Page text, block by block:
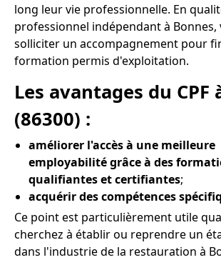
long leur vie professionnelle. En
professionnel indépendant à Bonnes,
solliciter un accompagnement pour
formation permis d'exploitation.
Les avantages du CPF
(86300) :
améliorer l'accès à une meilleure
employabilité grâce à des
qualifiantes et certifiantes;
acquérir des compétences
Ce point est particulièrement utile
cherchez à établir ou reprendre un
dans l'industrie de la restauration à